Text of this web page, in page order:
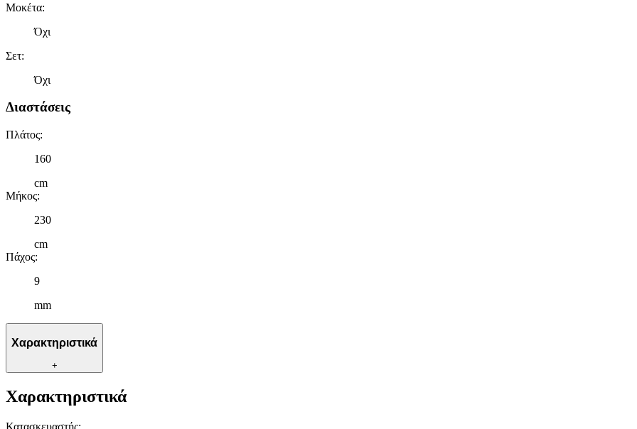
Μοκέτα:
Όχι
Σετ:
Όχι
Διαστάσεις
Πλάτος:
160
cm
Μήκος:
230
cm
Πάχος:
9
mm
Χαρακτηριστικά
+
Χαρακτηριστικά
Κατασκευαστής: